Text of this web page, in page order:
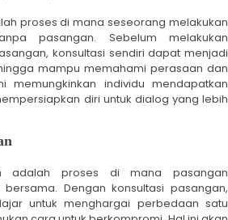
proses di mana seseorang melakukan
pasangan. Sebelum melakukan
konsultasi sendiri dapat menjadi
mampu memahami perasaan dan
memungkinkan individu mendapatkan
diri untuk dialog yang lebih
adalah proses di mana pasangan
bersama. Dengan konsultasi pasangan,
untuk menghargai perbedaan satu